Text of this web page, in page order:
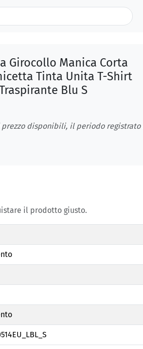
Girocollo Manica Corta
Tinta Unita T-Shirt
Blu S
disponibili, il periodo registrato
il prodotto giusto.